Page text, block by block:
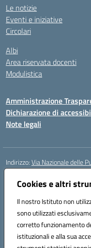
Cookies e altri
Il nostro Istituto non
sono utilizzati
corretto funzionamento
istituzionali e alla sua
Le notizie
Eventi e iniziative
Circolari
Albi
Area riservata docenti
Modulistica
Amministrazione
Dichiarazione di
Note legali
Indirizzo:Via Nazionale delle
Centralino:
Email:
Codice fiscale: 93007720639
Codice meccanografico:
Codice unico di fatturazione